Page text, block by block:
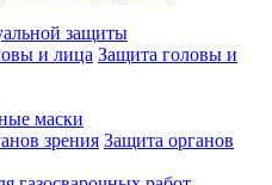
защиты
Защита головы и
маски
Защита органов